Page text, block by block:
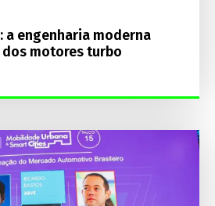
a engenharia moderna
motores turbo